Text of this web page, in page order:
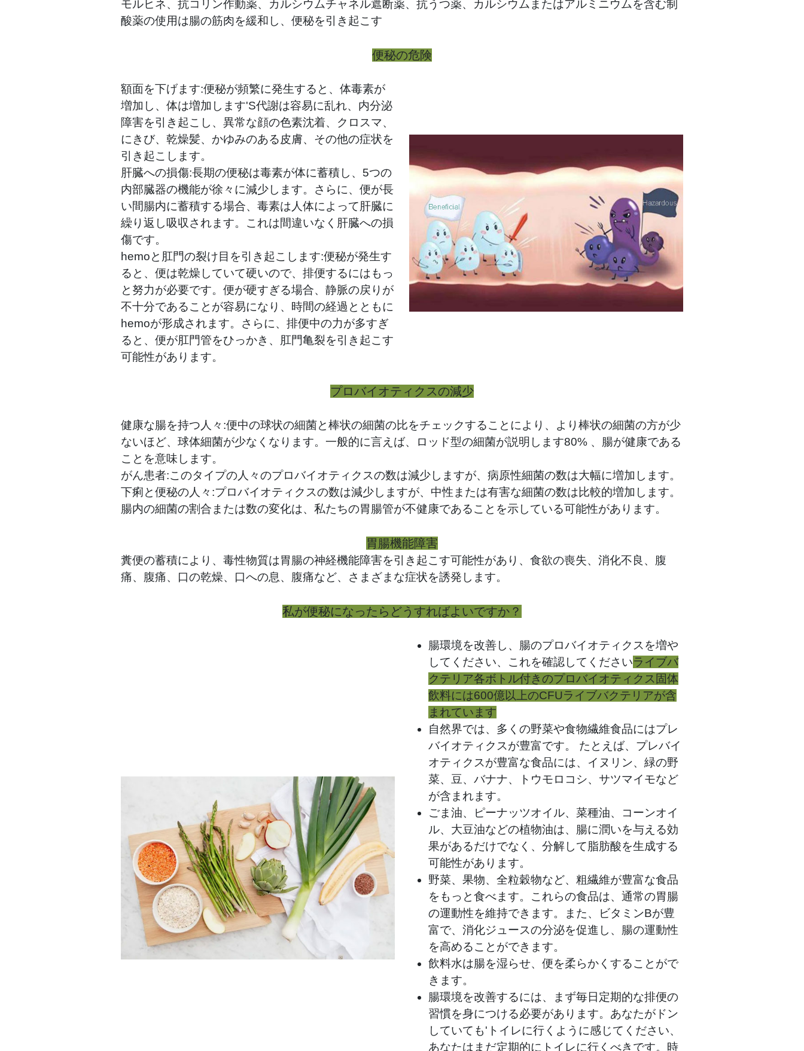
モルヒネ、抗コリン作動薬、カルシウムチャネル遮断薬、抗うつ薬、カルシウムまたはアルミニウムを含む制
酸薬の使用は腸の筋肉を緩和し、便秘を引き起こす
便秘の危険
額面を下げます:便秘が頻繁に発生すると、体毒素が
増加し、体は増加します'S代謝は容易に乱れ、内分泌
障害を引き起こし、異常な顔の色素沈着、クロスマ、
にきび、乾燥髪、かゆみのある皮膚、その他の症状を
引き起こします。
肝臓への損傷:長期の便秘は毒素が体に蓄積し、5つの
内部臓器の機能が徐々に減少します。さらに、便が長
い間腸内に蓄積する場合、毒素は人体によって肝臓に
繰り返し吸収されます。これは間違いなく肝臓への損
傷です。
hemoと肛門の裂け目を引き起こします:便秘が発生す
ると、便は乾燥していて硬いので、排便するにはもっ
と努力が必要です。便が硬すぎる場合、静脈の戻りが
不十分であることが容易になり、時間の経過とともに
hemoが形成されます。さらに、排便中の力が多すぎ
ると、便が肛門管をひっかき、肛門亀裂を引き起こす
可能性があります。
プロバイオティクスの減少
健康な腸を持つ人々:便中の球状の細菌と棒状の細菌の比をチェックすることにより、より棒状の細菌の方が少
ないほど、球体細菌が少なくなります。一般的に言えば、ロッド型の細菌が説明します80% 、腸が健康である
ことを意味します。
がん患者:このタイプの人々のプロバイオティクスの数は減少しますが、病原性細菌の数は大幅に増加します。
下痢と便秘の人々:プロバイオティクスの数は減少しますが、中性または有害な細菌の数は比較的増加します。
腸内の細菌の割合または数の変化は、私たちの胃腸管が不健康であることを示している可能性があります。
胃腸機能障害
糞便の蓄積により、毒性物質は胃腸の神経機能障害を引き起こす可能性があり、食欲の喪失、消化不良、腹
痛、腹痛、口の乾燥、口への息、腹痛など、さまざまな症状を誘発します。
私が便秘になったらどうすればよいですか？
腸環境を改善し、腸のプロバイオティクスを増や
してください、これを確認してくださいライブバ
クテリア各ボトル付きのプロバイオティクス固体
飲料には600億以上のCFUライブバクテリアが含
まれています
自然界では、多くの野菜や食物繊維食品にはプレ
バイオティクスが豊富です。 たとえば、プレバイ
オティクスが豊富な食品には、イヌリン、緑の野
菜、豆、バナナ、トウモロコシ、サツマイモなど
が含まれます。
ごま油、ピーナッツオイル、菜種油、コーンオイ
ル、大豆油などの植物油は、腸に潤いを与える効
果があるだけでなく、分解して脂肪酸を生成する
可能性があります。
野菜、果物、全粒穀物など、粗繊維が豊富な食品
をもっと食べます。これらの食品は、通常の胃腸
の運動性を維持できます。また、ビタミンBが豊
富で、消化ジュースの分泌を促進し、腸の運動性
を高めることができます。
飲料水は腸を湿らせ、便を柔らかくすることがで
きます。
腸環境を改善するには、まず毎日定期的な排便の
習慣を身につける必要があります。あなたがドン
していても'トイレに行くように感じてください、
あなたはまだ定期的にトイレに行くべきです。時